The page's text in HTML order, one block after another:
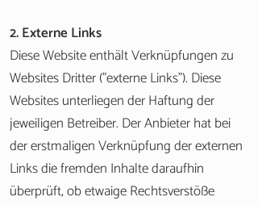
2. Externe Links
Diese Website enthält Verknüpfungen zu
Websites Dritter ("externe Links"). Diese
Websites unterliegen der Haftung der
jeweiligen Betreiber. Der Anbieter hat bei
der erstmaligen Verknüpfung der externen
Links die fremden Inhalte daraufhin
überprüft, ob etwaige Rechtsverstöße